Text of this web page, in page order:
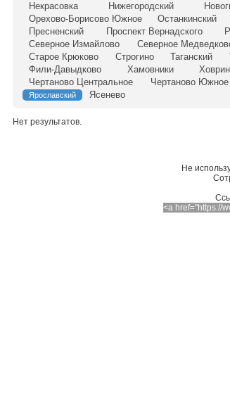
Некрасовка
Нижегородский
Орехово-Борисово Южное
Останкинский
Пресненский
Проспект Вернадского
Северное Измайлово
Северное
Старое Крюково
Строгино Таганский
Фили-Давыдково
Хамовники
Чертаново Центральное
Чертаново Южное
Ярославский Ясенево
Нет результатов.
Не
<a href="https://